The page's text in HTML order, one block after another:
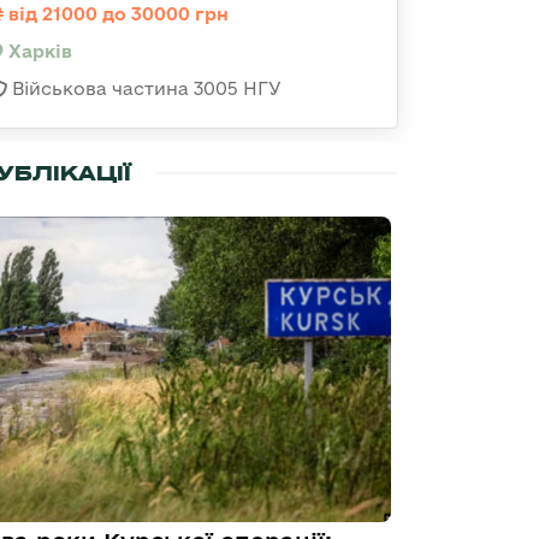
від 21000 до 30000 грн
Харків
Військова частина 3005 НГУ